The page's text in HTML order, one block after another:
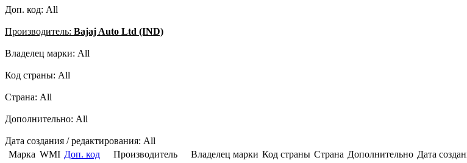
Доп. код: All
Производитель: Bajaj Auto Ltd (IND)
Владелец марки: All
Код страны: All
Страна: All
Дополнительно: All
Дата создания / редактирования: All
Марка WMI Доп. код Производитель Владелец марки Код страны Страна Дополнительно Дата